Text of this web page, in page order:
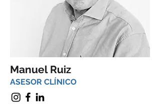
Manuel Ruiz
ASESOR CLÍNICO